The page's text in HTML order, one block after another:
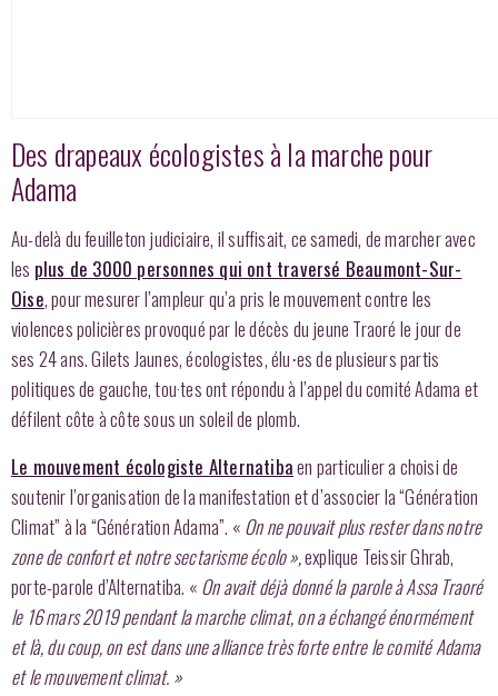
Des drapeaux écologistes à la marche pour
Adama
Au-delà du feuilleton judiciaire, il suffisait, ce samedi, de marcher avec
les plus de 3000 personnes qui ont traversé Beaumont-Sur-
Oise, pour mesurer l’ampleur qu’a pris le mouvement contre les
violences policières provoqué par le décès du jeune Traoré le jour de
ses 24 ans. Gilets Jaunes, écologistes, élu⋅es de plusieurs partis
politiques de gauche, tou·tes ont répondu à l’appel du comité Adama et
défilent côte à côte sous un soleil de plomb.
Le mouvement écologiste Alternatibaen particulier a choisi de
soutenir l’organisation de la manifestation et d’associer la “Génération
Climat” à la “Génération Adama”. « On ne pouvait plus rester dans notre
zone de confort et notre sectarisme écolo »,explique Teissir Ghrab,
porte-parole d’Alternatiba. « On avait déjà donné la parole à Assa Traoré
le 16 mars 2019 pendant la marche climat, on a échangé énormément
et là, du coup, on est dans une alliance très forte entre le comité Adama
et le mouvement climat. »